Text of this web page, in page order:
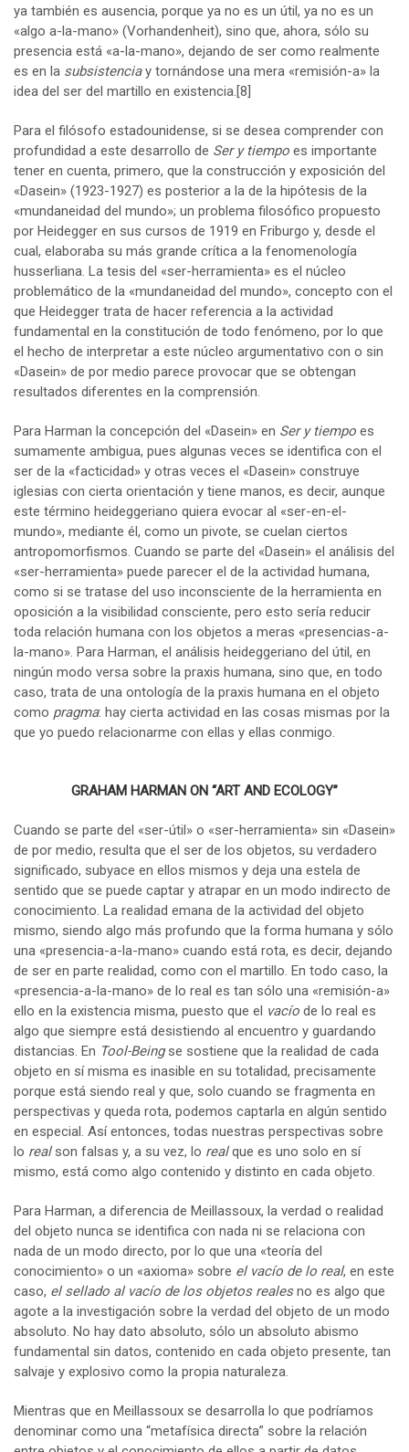
ya también es ausencia, porque ya no es un útil, ya no es un
«algo a-la-mano» (Vorhandenheit), sino que, ahora, sólo su
presencia está «a-la-mano», dejando de ser como realmente
es en la subsistenciay tornándose una mera «remisión-a» la
idea del ser del martillo en existencia.[8]
Para el filósofo estadounidense, si se desea comprender con
profundidad a este desarrollo de Ser y tiempo es importante
tener en cuenta, primero, que la construcción y exposición del
«Dasein» (1923-1927) es posterior a la de la hipótesis de la
«mundaneidad del mundo»; un problema filosófico propuesto
por Heidegger en sus cursos de 1919 en Friburgo y, desde el
cual, elaboraba su más grande crítica a la fenomenología
husserliana. La tesis del «ser-herramienta» es el núcleo
problemático de la «mundaneidad del mundo», concepto con el
que Heidegger trata de hacer referencia a la actividad
fundamental en la constitución de todo fenómeno, por lo que
el hecho de interpretar a este núcleo argumentativo con o sin
«Dasein» de por medio parece provocar que se obtengan
resultados diferentes en la comprensión.
Para Harman la concepción del «Dasein» en Ser y tiempo es
sumamente ambigua, pues algunas veces se identifica con el
ser de la «facticidad» y otras veces el «Dasein» construye
iglesias con cierta orientación y tiene manos, es decir, aunque
este término heideggeriano quiera evocar al «ser-en-el-
mundo», mediante él, como un pivote, se cuelan ciertos
antropomorfismos. Cuando se parte del «Dasein» el análisis del
«ser-herramienta» puede parecer el de la actividad humana,
como si se tratase del uso inconsciente de la herramienta en
oposición a la visibilidad consciente, pero esto sería reducir
toda relación humana con los objetos a meras «presencias-a-
la-mano». Para Harman, el análisis heideggeriano del útil, en
ningún modo versa sobre la praxis humana, sino que, en todo
caso, trata de una ontología de la praxis humana en el objeto
como pragma: hay cierta actividad en las cosas mismas por la
que yo puedo relacionarme con ellas y ellas conmigo.
GRAHAM HARMAN ON “ART AND ECOLOGY”
Cuando se parte del «ser-útil» o «ser-herramienta» sin «Dasein»
de por medio, resulta que el ser de los objetos, su verdadero
significado, subyace en ellos mismos y deja una estela de
sentido que se puede captar y atrapar en un modo indirecto de
conocimiento. La realidad emana de la actividad del objeto
mismo, siendo algo más profundo que la forma humana y sólo
una «presencia-a-la-mano» cuando está rota, es decir, dejando
de ser en parte realidad, como con el martillo. En todo caso, la
«presencia-a-la-mano» de lo real es tan sólo una «remisión-a»
ello en la existencia misma, puesto que el vacío de lo real es
algo que siempre está desistiendo al encuentro y guardando
distancias. En Tool-Beingse sostiene que la realidad de cada
objeto en sí misma es inasible en su totalidad, precisamente
porque está siendo real y que, solo cuando se fragmenta en
perspectivas y queda rota, podemos captarla en algún sentido
en especial. Así entonces, todas nuestras perspectivas sobre
lo realson falsas y, a su vez, lo realque es uno solo en sí
mismo, está como algo contenido y distinto en cada objeto.
Para Harman, a diferencia de Meillassoux, la verdad o realidad
del objeto nunca se identifica con nada ni se relaciona con
nada de un modo directo, por lo que una «teoría del
conocimiento» o un «axioma» sobre el vacío de lo real, en este
caso, el sellado al vacío de los objetos realesno es algo que
agote a la investigación sobre la verdad del objeto de un modo
absoluto. No hay dato absoluto, sólo un absoluto abismo
fundamental sin datos, contenido en cada objeto presente, tan
salvaje y explosivo como la propia naturaleza.
Mientras que en Meillassoux se desarrolla lo que podríamos
denominar como una “metafísica directa” sobre la relación